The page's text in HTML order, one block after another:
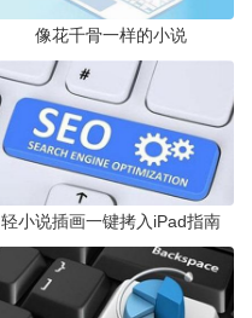
像花千骨一样的小说
轻小说插画一键拷入iPad指南